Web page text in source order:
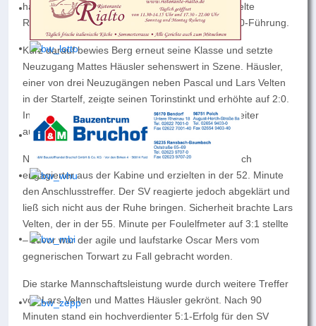
hallte: Eine einstudierte Eckballvariante verwandelte
Routinier Marcel Berg per Kopf zur verdienten 1:0-Führung.
Kurz darauf bewies Berg erneut seine Klasse und setzte
Neuzugang Mattes Häusler sehenswert in Szene. Häusler,
einer von drei Neuzugängen neben Pascal und Lars Velten
in der Startelf, zeigte seinen Torinstinkt und erhöhte auf 2:0.
In der Folge verpasste es der SV, die Führung weiter
auszubauen.
Nach dem Seitenwechsel kamen die Gäste deutlich
engagierter aus der Kabine und erzielten in der 52. Minute
den Anschlusstreffer. Der SV reagierte jedoch abgeklärt und
ließ sich nicht aus der Ruhe bringen. Sicherheit brachte Lars
Velten, der in der 55. Minute per Foulelfmeter auf 3:1 stellte
– zuvor war der agile und laufstarke Oscar Mers vom
gegnerischen Torwart zu Fall gebracht worden.
Die starke Mannschaftsleistung wurde durch weitere Treffer
von Lars Velten und Mattes Häusler gekrönt. Nach 90
Minuten stand ein hochverdienter 5:1-Erfolg für den SV